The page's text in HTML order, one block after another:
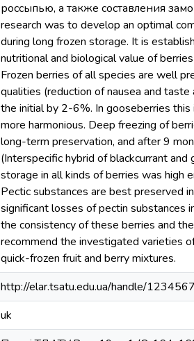
россыпью, а также составления
research was to develop an optimal
during long frozen storage. It is
nutritional and biological value of
Frozen berries of all species are well
qualities (reduction of nausea and
the initial by 2-6%. In gooseberries
more harmonious. Deep freezing of
long-term preservation, and after 9
(Interspecific hybrid of blackcurrant
storage in all kinds of berries was high
Pectic substances are best preserved
significant losses of pectin substances
the consistency of these berries and
recommend the investigated varieties
quick-frozen fruit and berry mixtures.
http://elar.tsatu.edu.ua/handle/
uk